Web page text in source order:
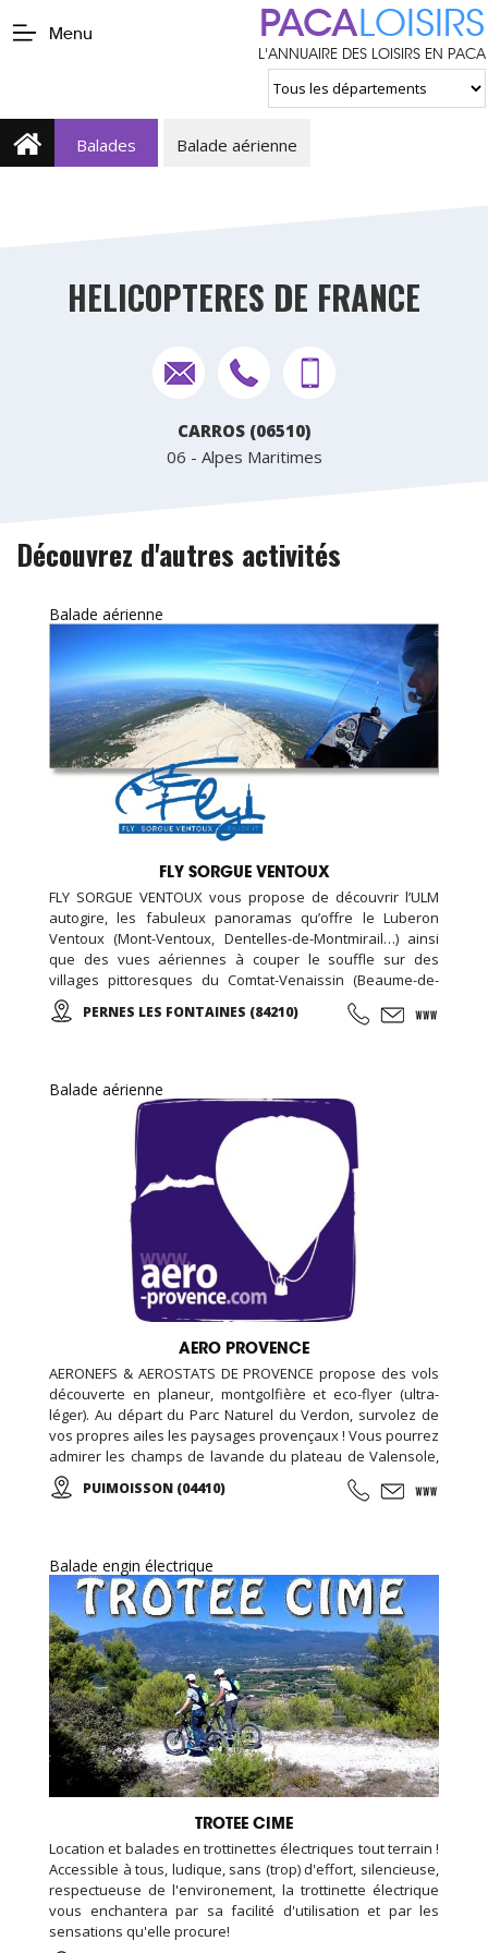
Menu PACALOISIRS
L'ANNUAIRE DES LOISIRS EN PACA
Balades Balade aérienne
HELICOPTERES DE FRANCE
CARROS (06510)
06 - Alpes Maritimes
Découvrez d'autres activités
Balade aérienne
FLY SORGUE VENTOUX
FLY SORGUE VENTOUX vous propose de découvrir l’ULM
autogire, les fabuleux panoramas qu’offre le Luberon
Ventoux (Mont-Ventoux, Dentelles-de-Montmirail…) ainsi
que des vues aériennes à couper le souffle sur des
villages pittoresques du Comtat-Venaissin (Beaume-de-
Venise, Le-Barroux, Bédoin, Crillon-le-Brave…), sur les
Monts-de-Vaucluse (Blauvac, Méthamis, Gordes, L’Isle sur
PERNES LES FONTAINES (84210)
Balade aérienne
AERO PROVENCE
AERONEFS & AEROSTATS DE PROVENCE propose des vols
découverte en planeur, montgolfière et eco-flyer (ultra-
léger). Au départ du Parc Naturel du Verdon, survolez de
vos propres ailes les paysages provençaux ! Vous pourrez
admirer les champs de lavande du plateau de Valensole,
le lac Sainte-Croix ou les gorges du Verdon tout en
apercevant les Alpes se dessiner à l’horizon… A tout âge,
PUIMOISSON (04410)
Balade engin électrique
TROTEE CIME
Location et balades en trottinettes électriques tout terrain !
Accessible à tous, ludique, sans (trop) d'effort, silencieuse,
respectueuse de l'environement, la trottinette électrique
vous enchantera par sa facilité d'utilisation et par les
sensations qu'elle procure!